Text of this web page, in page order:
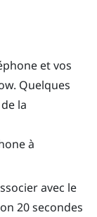
et vos
. Quelques
la
à
avec le
20 secondes